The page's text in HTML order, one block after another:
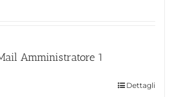
Amministratore 1
Dettagli